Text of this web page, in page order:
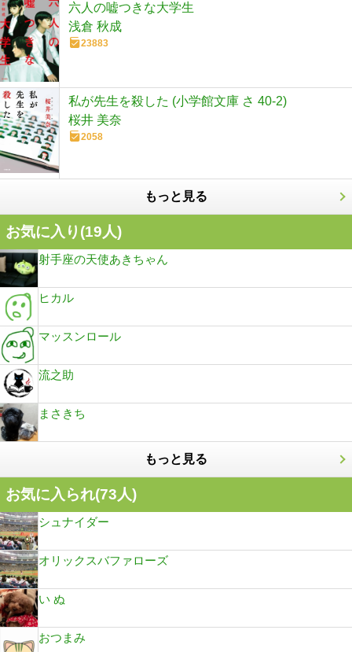
六人の嘘つきな大学生
浅倉 秋成
23883
私が先生を殺した (小学館文庫 さ 40-2)
桜井 美奈
2058
もっと見る
お気に入り(19人)
射手座の天使あきちゃん
ヒカル
マッスンロール
流之助
まさきち
もっと見る
お気に入られ(73人)
シュナイダー
オリックスバファローズ
い ぬ
おつまみ